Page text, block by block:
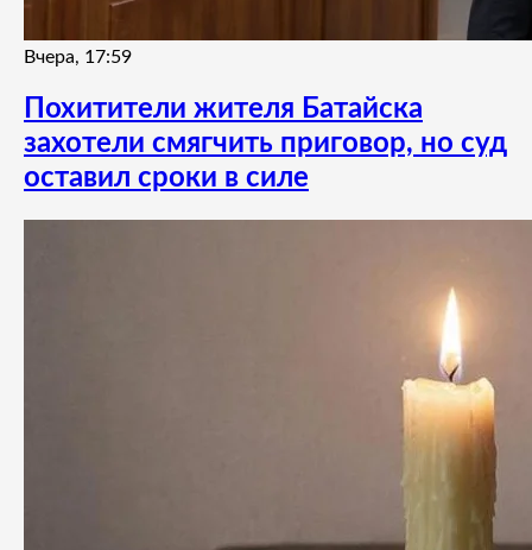
Вчера, 17:59
Похитители жителя Батайска
захотели смягчить приговор, но суд
оставил сроки в силе